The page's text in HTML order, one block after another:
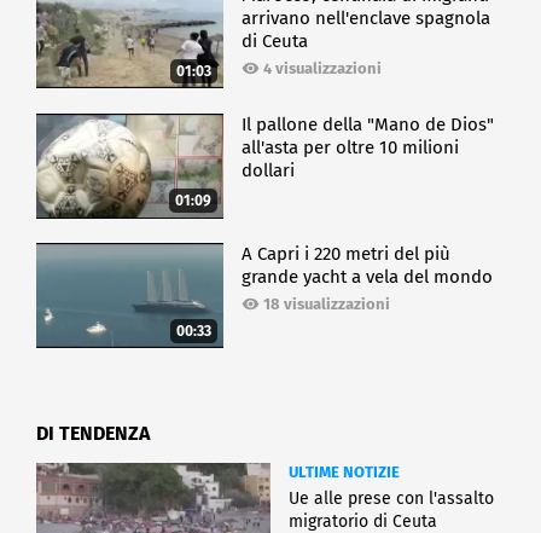
01:03
arrivano nell'enclave spagnola
di Ceuta
4 visualizzazioni
01:09
Il pallone della "Mano de Dios"
all'asta per oltre 10 milioni
dollari
00:33
A Capri i 220 metri del più
grande yacht a vela del mondo
18 visualizzazioni
DI TENDENZA
ULTIME NOTIZIE
Ue alle prese con l'assalto
migratorio di Ceuta